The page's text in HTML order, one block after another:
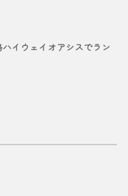
イウェイオアシスでラン